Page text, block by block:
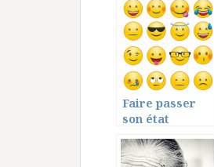
des gamers
plus confiants!
Faire passer
son état
aux emojis